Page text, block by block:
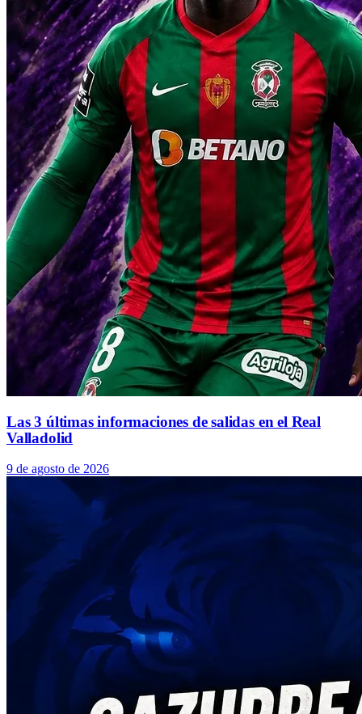
Las 3 últimas informaciones de salidas en el Real
Valladolid
9 de agosto de 2026